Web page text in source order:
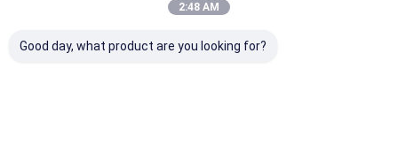
2:48 AM
Good day, what product are you looking for?